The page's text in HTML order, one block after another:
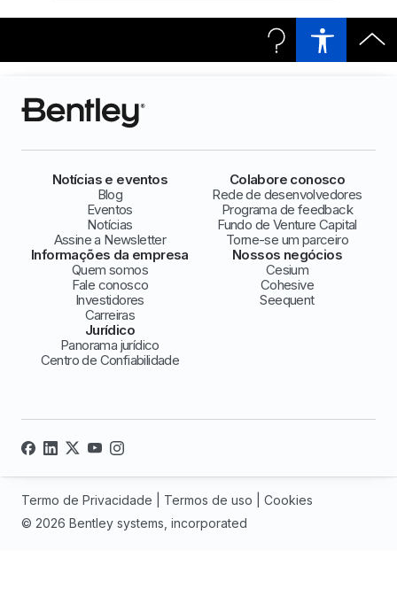
Notícias e eventos
Blog
Eventos
Notícias
Assine a Newsletter
Colabore conosco
Rede de desenvolvedores
Programa de feedback
Fundo de Venture Capital
Torne-se um parceiro
Informações da empresa
Quem somos
Fale conosco
Investidores
Carreiras
Nossos negócios
Cesium
Cohesive
Seequent
Jurídico
Panorama jurídico
Centro de Confiabilidade
© 2026 Bentley systems, incorporated
Termo de Privacidade Termos de uso Cookies